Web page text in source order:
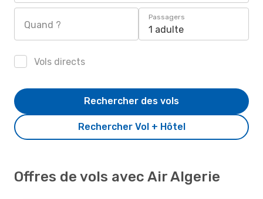
Quand ?
Passagers
1 adulte
Vols directs
Rechercher Vol + Hôtel
Rechercher des vols
Offres de vols avec Air Algerie